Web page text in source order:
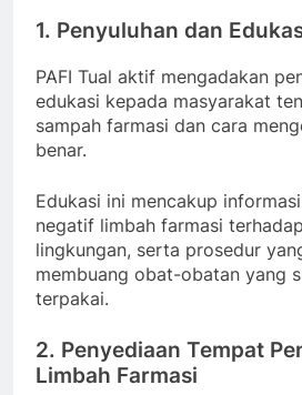
1. Penyuluhan dan
PAFI Tual aktif mengadakan
edukasi kepada masyarakat
sampah farmasi dan cara
benar.
Edukasi ini mencakup
negatif limbah farmasi
lingkungan, serta prosedur
membuang obat-obatan yang
terpakai.
2. Penyediaan Tempat
Limbah Farmasi